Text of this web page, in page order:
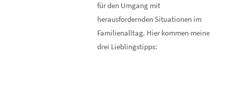
für den Umgang mit
herausfordernden Situationen im
Familienalltag. Hier kommen meine
drei Lieblingstipps: